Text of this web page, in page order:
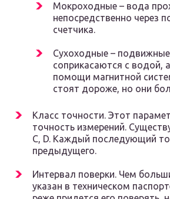
Мокроходные – вода
непосредственно через
счетчика.
Сухоходные – подвижные
соприкасаются с водой,
помощи магнитной
стоят дороже, но они
Класс точности. Этот
точность измерений.
C, D. Каждый последующий
предыдущего.
Интервал поверки. Чем
указан в техническом